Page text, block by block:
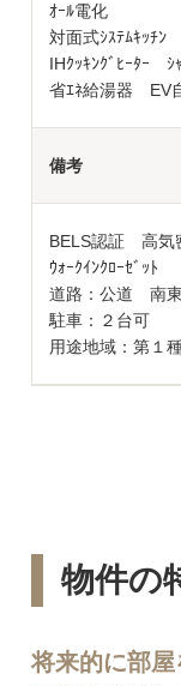
ｵｰﾙ電化
対面式ｼｽﾃﾑｷｯﾁ
IHｸｯｷﾝｸﾞﾋｰﾀｰ
省ｴﾈ給湯器 EV
備考
BELS認証 高
ｳｫｰｸｲﾝｸﾛｰｾﾞｯ
道路：公道 南
駐車：２台可
用途地域：第
物件の
将来的に部